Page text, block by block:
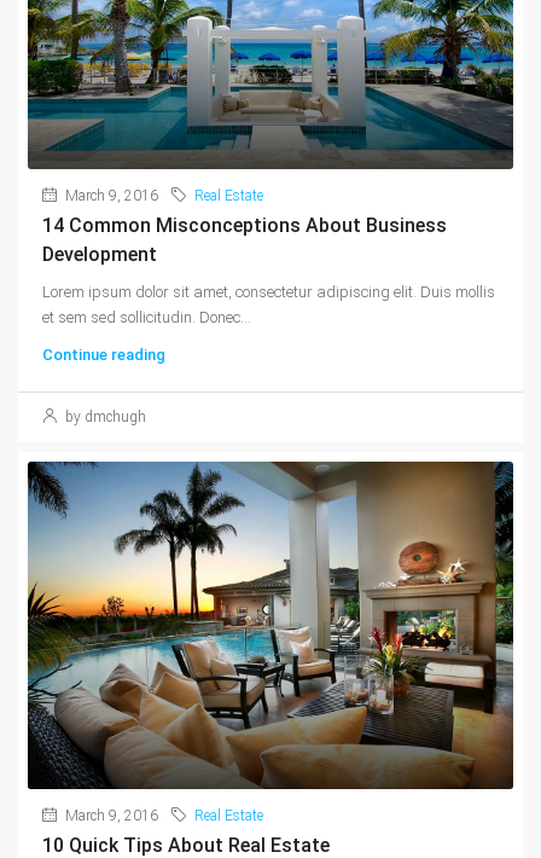
March 9, 2016 Real Estate
14 Common Misconceptions About Business
Development
Lorem ipsum dolor sit amet, consectetur adipiscing elit. Duis mollis
et sem sed sollicitudin. Donec...
Continue reading
by dmchugh
March 9, 2016 Real Estate
10 Quick Tips About Real Estate